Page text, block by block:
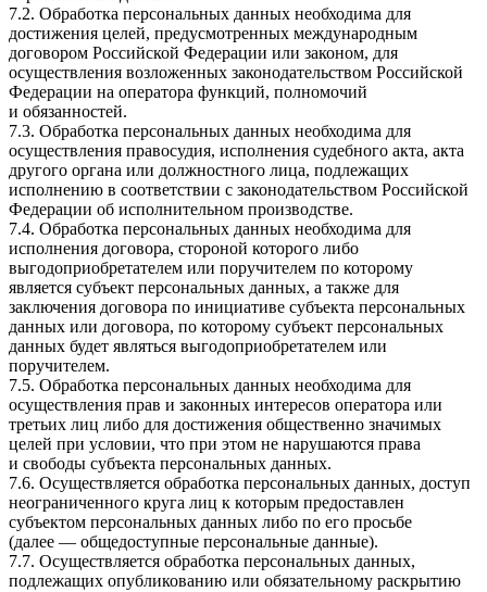
7.2. Обработка персональных данных необходима для
достижения целей, предусмотренных международным
договором Российской Федерации или законом, для
осуществления возложенных законодательством Российской
Федерации на оператора функций, полномочий
и обязанностей.
7.3. Обработка персональных данных необходима для
осуществления правосудия, исполнения судебного акта, акта
другого органа или должностного лица, подлежащих
исполнению в соответствии с законодательством Российской
Федерации об исполнительном производстве.
7.4. Обработка персональных данных необходима для
исполнения договора, стороной которого либо
выгодоприобретателем или поручителем по которому
является субъект персональных данных, а также для
заключения договора по инициативе субъекта персональных
данных или договора, по которому субъект персональных
данных будет являться выгодоприобретателем или
поручителем.
7.5. Обработка персональных данных необходима для
осуществления прав и законных интересов оператора или
третьих лиц либо для достижения общественно значимых
целей при условии, что при этом не нарушаются права
и свободы субъекта персональных данных.
7.6. Осуществляется обработка персональных данных, доступ
неограниченного круга лиц к которым предоставлен
субъектом персональных данных либо по его просьбе
(далее — общедоступные персональные данные).
7.7. Осуществляется обработка персональных данных,
подлежащих опубликованию или обязательному раскрытию